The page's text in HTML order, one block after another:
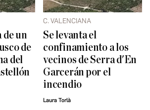
de un
de
del
C. VALENCIANA
Se levanta el
confinamiento a los
vecinos de Serra d'En
Garcerán por el
incendio
Laura Torlà